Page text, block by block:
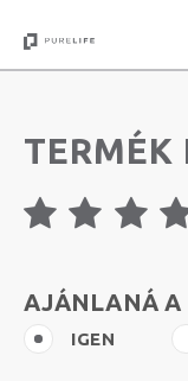
TERMÉK
AJÁNLANÁ A
IGEN